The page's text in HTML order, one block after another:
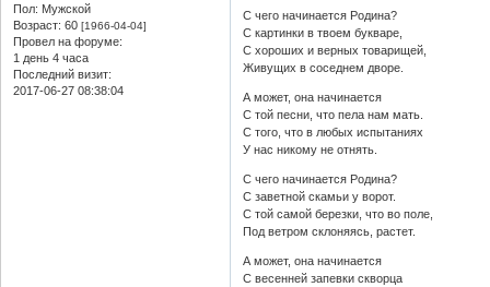
Пол: Мужской
Возраст: 60 [1966-04-04]
Провел на форуме:
1 день 4 часа
Последний визит:
2017-06-27 08:38:04
С чего начинается Родина?
С картинки в твоем букваре,
С хороших и верных товарищей,
Живущих в соседнем дворе.
А может, она начинается
С той песни, что пела нам мать.
С того, что в любых испытаниях
У нас никому не отнять.
С чего начинается Родина?
С заветной скамьи у ворот.
С той самой березки, что во поле,
Под ветром склоняясь, растет.
А может, она начинается
С весенней запевки скворца